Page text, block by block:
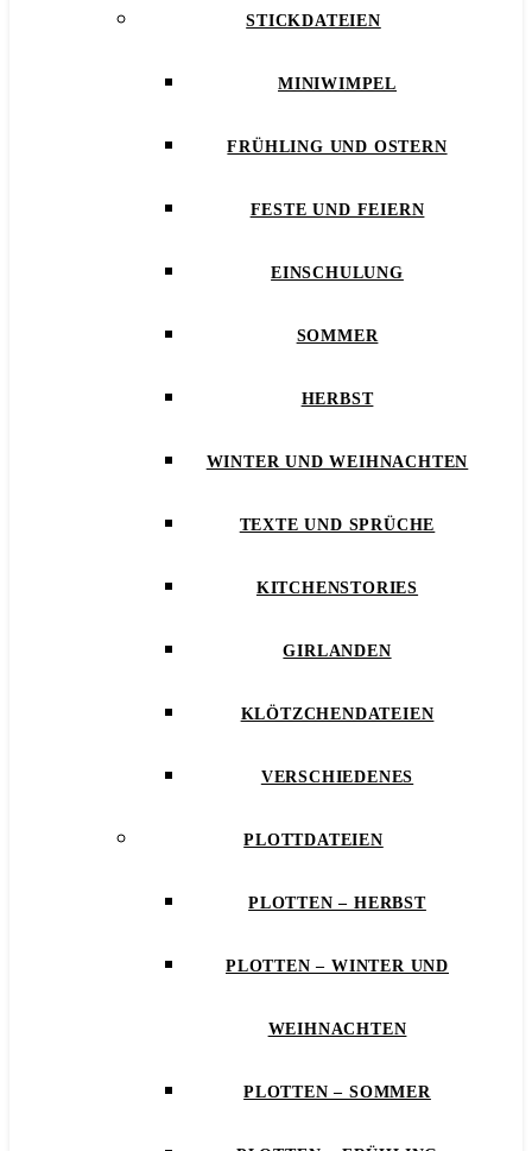
STICKDATEIEN
MINIWIMPEL
FRÜHLING UND OSTERN
FESTE UND FEIERN
EINSCHULUNG
SOMMER
HERBST
WINTER UND WEIHNACHTEN
TEXTE UND SPRÜCHE
KITCHENSTORIES
GIRLANDEN
KLÖTZCHENDATEIEN
VERSCHIEDENES
PLOTTDATEIEN
PLOTTEN – HERBST
PLOTTEN – WINTER UND
WEIHNACHTEN
PLOTTEN – SOMMER